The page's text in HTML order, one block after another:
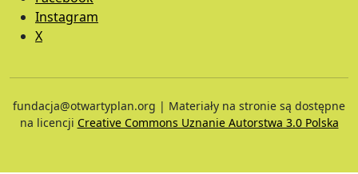
Instagram
X
fundacja@otwartyplan.org | Materiały na stronie są dostępne
na licencji Creative Commons Uznanie Autorstwa 3.0 Polska